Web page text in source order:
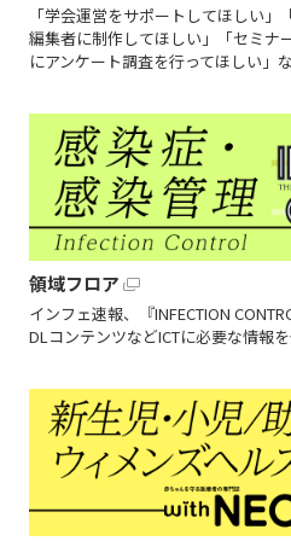
「学会運営をサポートしてほしい
編集者に制作してほしい」「セミナ
にアンケート調査を行ってほしい」
領域フロア
インフェ速報、『INFECTION
DLコンテンツなどICTに必要な情報を